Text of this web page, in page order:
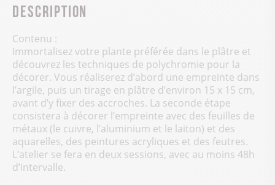
Description
Contenu :
Immortalisez votre plante préférée dans le plâtre et
découvrez les techniques de polychromie pour la
décorer. Vous réaliserez d’abord une empreinte dans
l’argile, puis un tirage en plâtre d’environ 15 x 15 cm,
avant d’y fixer des accroches. La seconde étape
consistera à décorer l’empreinte avec des feuilles de
métaux (le cuivre, l’aluminium et le laiton) et des
aquarelles, des peintures acryliques et des feutres.
L’atelier se fera en deux sessions, avec au moins 48h
d’intervalle.